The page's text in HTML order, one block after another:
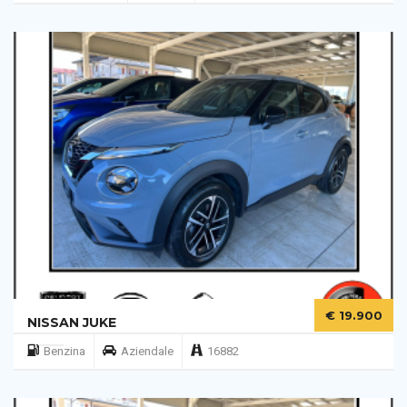
NISSAN JUKE € 19.900
Benzina Aziendale 16882